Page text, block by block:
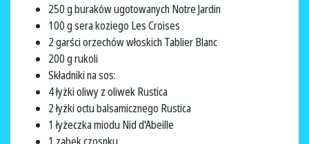
250 g buraków ugotowanych Notre Jardin
100 g sera koziego Les Croises
2 garści orzechów włoskich Tablier Blanc
200 g rukoli
Składniki na sos:
4 łyżki oliwy z oliwek Rustica
2 łyżki octu balsamicznego Rustica
1 łyżeczka miodu Nid d'Abeille